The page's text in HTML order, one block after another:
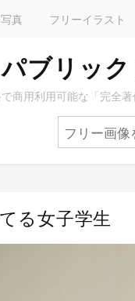
真 フリーイラスト
パブリッ
商用利用可能な「完全
る女子学生